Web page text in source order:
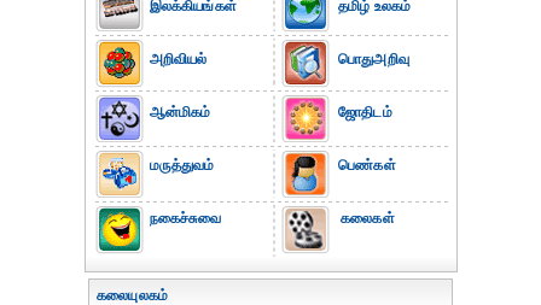
இலக்கியங்கள்
அறிவியல்
ஆன்மிகம்
மருத்துவம்
நகைச்சுவை
தமிழ் உலகம்
பொதுஅறிவு
ஜோதிடம்
பெண்கள்
கலைகள்
கலையுலகம்